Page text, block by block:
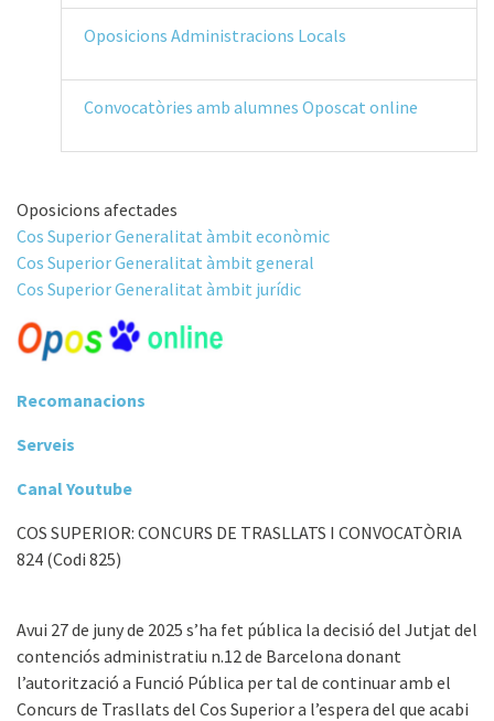
Oposicions Administracions Locals
Convocatòries amb alumnes Oposcat online
Oposicions afectades
Cos Superior Generalitat àmbit econòmic
Cos Superior Generalitat àmbit general
Cos Superior Generalitat àmbit jurídic
Recomanacions
Serveis
Canal Youtube
COS SUPERIOR: CONCURS DE TRASLLATS I CONVOCATÒRIA
824 (Codi 825)
Avui 27 de juny de 2025 s’ha fet pública la decisió del Jutjat del
contenciós administratiu n.12 de Barcelona donant
l’autorització a Funció Pública per tal de continuar amb el
Concurs de Trasllats del Cos Superior a l’espera del que acabi